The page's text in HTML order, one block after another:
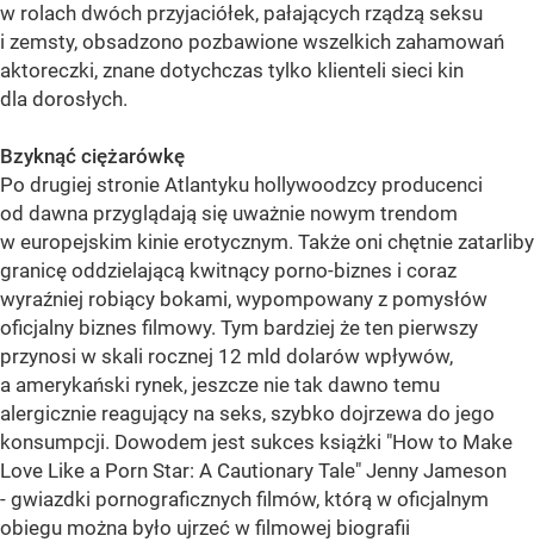
w rolach dwóch przyjaciółek, pałających rządzą seksu
i zemsty, obsadzono pozbawione wszelkich zahamowań
aktoreczki, znane dotychczas tylko klienteli sieci kin
dla dorosłych.
Bzyknąć ciężarówkę
Po drugiej stronie Atlantyku hollywoodzcy producenci
od dawna przyglądają się uważnie nowym trendom
w europejskim kinie erotycznym. Także oni chętnie zatarliby
granicę oddzielającą kwitnący porno-biznes i coraz
wyraźniej robiący bokami, wypompowany z pomysłów
oficjalny biznes filmowy. Tym bardziej że ten pierwszy
przynosi w skali rocznej 12 mld dolarów wpływów,
a amerykański rynek, jeszcze nie tak dawno temu
alergicznie reagujący na seks, szybko dojrzewa do jego
konsumpcji. Dowodem jest sukces książki "How to Make
Love Like a Porn Star: A Cautionary Tale" Jenny Jameson
- gwiazdki pornograficznych filmów, którą w oficjalnym
obiegu można było ujrzeć w filmowej biografii